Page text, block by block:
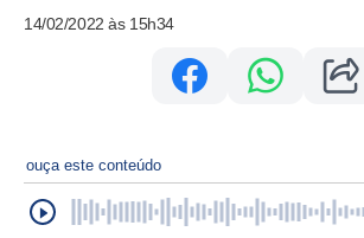
14/02/2022 às 15h34
ouça este conteúdo